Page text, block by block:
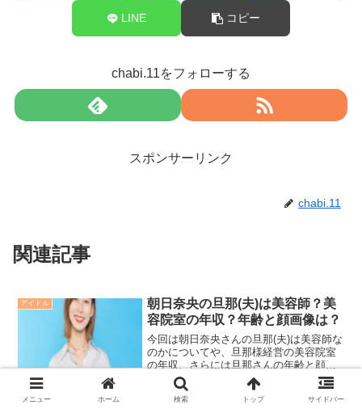
LINE コピー
chabi.11をフォローする
スポンサーリンク
chabi.11
関連記事
アイドル
朝日奈央の旦那(夫)は美容師？美
容院室の年収？年齢と顔画像は？
今回は朝日奈央さんの旦那(夫)は美容師な
のかについてや、旦那様経営の美容院室
の年収、さらには旦那さんの年齢と顔画
像やお二人の馴れ初めについても詳しく
調べていきたいと思います！
メニュー ホーム 検索 トップ サイドバー